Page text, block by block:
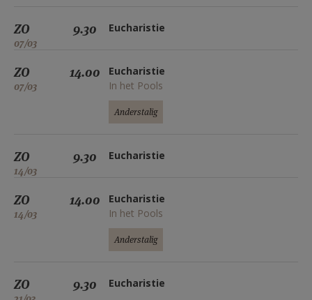
ZO
07/03
9.30 Eucharistie
ZO
07/03
14.00
Eucharistie
In het Pools
Anderstalig
ZO
14/03
9.30 Eucharistie
ZO
14/03
14.00
Eucharistie
In het Pools
Anderstalig
ZO 9.30 Eucharistie